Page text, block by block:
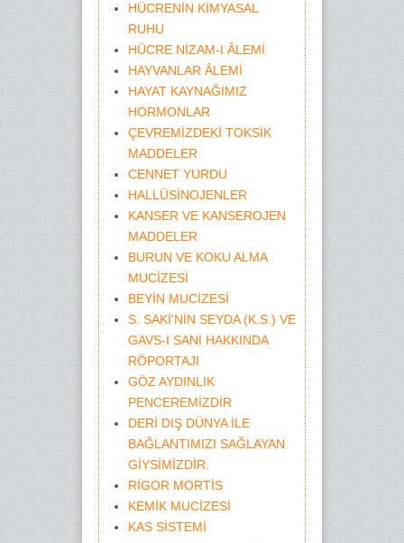
HÜCRENİN KİMYASAL
RUHU
HÜCRE NİZAM-I ÂLEMİ
HAYVANLAR ÂLEMİ
HAYAT KAYNAĞIMIZ
HORMONLAR
ÇEVREMİZDEKİ TOKSİK
MADDELER
CENNET YURDU
HALLÜSİNOJENLER
KANSER VE KANSEROJEN
MADDELER
BURUN VE KOKU ALMA
MUCİZESİ
BEYİN MUCİZESİ
S. SAKİ'NİN SEYDA (K.S.) VE
GAVS-I SANİ HAKKINDA
RÖPORTAJI
GÖZ AYDINLIK
PENCEREMİZDİR
DERİ DIŞ DÜNYA İLE
BAĞLANTIMIZI SAĞLAYAN
GİYSİMİZDİR.
RİGOR MORTİS
KEMİK MUCİZESİ
KAS SİSTEMİ